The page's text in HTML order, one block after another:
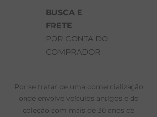
BUSCA E
FRETE
POR CONTA DO
COMPRADOR
Por se tratar de uma comercialização
onde envolve veículos antigos e de
coleção com mais de 30 anos de